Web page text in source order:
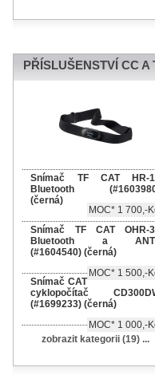
PŘÍSLUŠENSTVÍ CC A
Snímač TF CAT HR-
Bluetooth
(černá)
MOC* 1 700,-
Snímač TF CAT OHR-
Bluetooth a
(#1604540) (černá)
MOC* 1 500,-
Snímač CAT
cyklopočítač
(#1699233) (černá)
MOC* 1 000,-
zobrazit kategorii (19) ...